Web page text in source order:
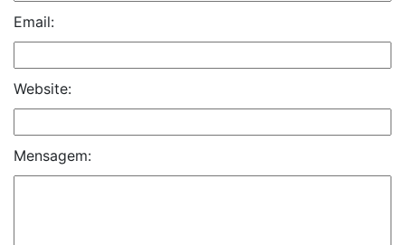
Email:
Website:
Mensagem: